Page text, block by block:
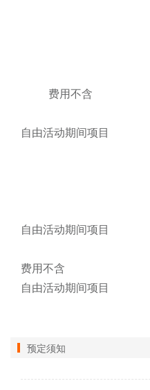
自由活动期间项目
自由活动期间项目
费用不含
自由活动期间项目
预定须知